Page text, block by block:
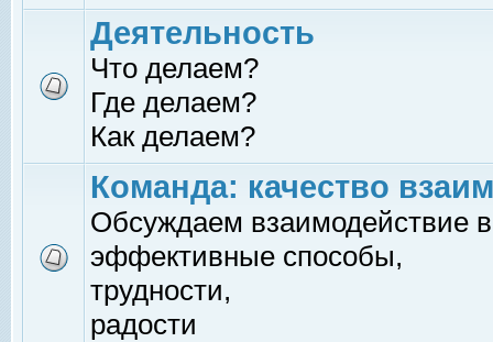
Деятельность
Что делаем?
Где делаем?
Как делаем?
Команда: качество
Обсуждаем взаимодействие
эффективные способы,
трудности,
радости